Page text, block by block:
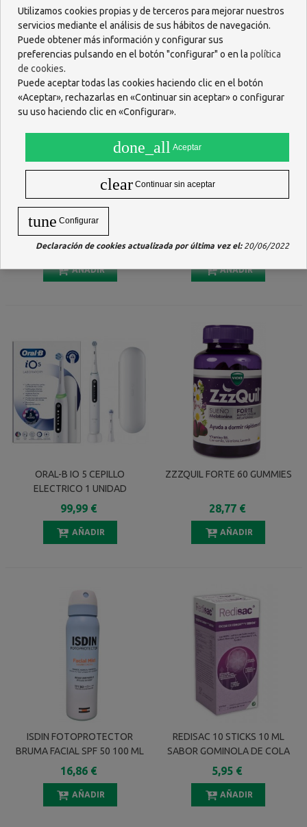
AÑADIR AÑADIR
SOLUBLE SABOR VAINILLA
300 G
19,99 €
AÑADIR
TALLA M
23,25 €
AÑADIR
ORAL-B IO 5 CEPILLO
ELECTRICO 1 UNIDAD
99,99 €
AÑADIR
ZZZQUIL FORTE 60 GUMMIES
28,77 €
AÑADIR
ISDIN FOTOPROTECTOR
BRUMA FACIAL SPF 50 100 ML
16,86 €
AÑADIR
REDISAC 10 STICKS 10 ML
SABOR GOMINOLA DE COLA
5,95 €
AÑADIR
Utilizamos cookies propias y de terceros para mejorar nuestros
servicios mediante el análisis de sus hábitos de navegación.
Puede obtener más información y configurar sus
preferencias pulsando en el botón "configurar" o en la política
de cookies.
Puede aceptar todas las cookies haciendo clic en el botón
«Aceptar», rechazarlas en «Continuar sin aceptar» o configurar
su uso haciendo clic en «Configurar».
done_all Aceptar
clear Continuar sin aceptar
tune Configurar
Declaración de cookies actualizada por última vez el:20/06/2022